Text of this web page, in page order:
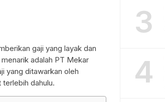
gaji yang layak dan
adalah PT Mekar
yang ditawarkan oleh
dahulu.
3
4